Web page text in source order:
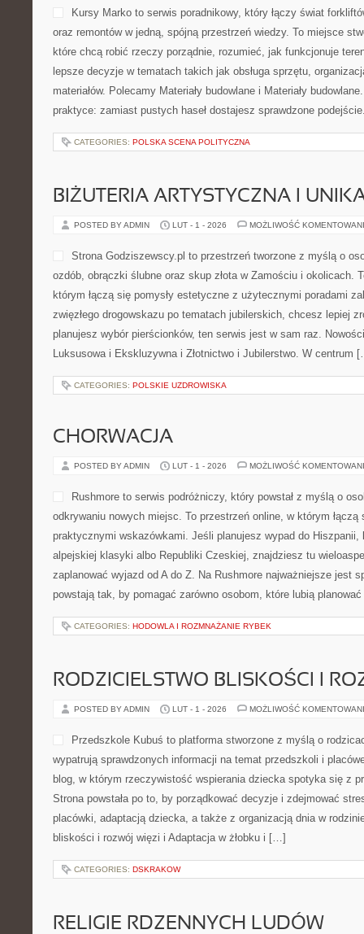
Kursy Marko to serwis poradnikowy, który łączy świat
oraz remontów w jedną, spójną przestrzeń wiedzy. To miejsce
które chcą robić rzeczy porządnie, rozumieć, jak funkcjonuje
lepsze decyzje w tematach takich jak obsługa sprzętu,
materiałów. Polecamy Materiały budowlane i Materiały
praktyce: zamiast pustych haseł dostajesz sprawdzone
CATEGORIES: POLSKA SCENA POLITYCZNA
BIŻUTERIA ARTYSTYCZNA I
POSTED BY ADMIN LUT - 1 - 2026 MOŻLIWOŚĆ
Strona Godziszewscy.pl to przestrzeń tworzone z myślą o
ozdób, obrączki ślubne oraz skup złota w Zamościu i okolicach.
którym łączą się pomysły estetyczne z użytecznymi poradami
zwięzłego drogowskazu po tematach jubilerskich, chcesz lepiej
planujesz wybór pierścionków, ten serwis jest w sam raz.
Luksusowa i Ekskluzywna i Złotnictwo i Jubilerstwo. W centrum
CATEGORIES: POLSKIE UZDROWISKA
CHORWACJA
POSTED BY ADMIN LUT - 1 - 2026 MOŻLIWOŚĆ
Rushmore to serwis podróżniczy, który powstał z myślą o
odkrywaniu nowych miejsc. To przestrzeń online, w którym łączą
praktycznymi wskazówkami. Jeśli planujesz wypad do Hiszpanii,
alpejskiej klasyki albo Republiki Czeskiej, znajdziesz tu
zaplanować wyjazd od A do Z. Na Rushmore najważniejsze jest
powstają tak, by pomagać zarówno osobom, które lubią
CATEGORIES: HODOWLA I ROZMNAŻANIE RYBEK
RODZICIELSTWO BLISKOŚCI I
POSTED BY ADMIN LUT - 1 - 2026 MOŻLIWOŚĆ
Przedszkole Kubuś to platforma stworzone z myślą o
wypatrują sprawdzonych informacji na temat przedszkoli i
blog, w którym rzeczywistość wspierania dziecka spotyka się z
Strona powstała po to, by porządkować decyzje i zdejmować
placówki, adaptacją dziecka, a także z organizacją dnia w
bliskości i rozwój więzi i Adaptacja w żłobku i […]
CATEGORIES: DSKRAKOW
RELIGIE RDZENNYCH LUDÓW